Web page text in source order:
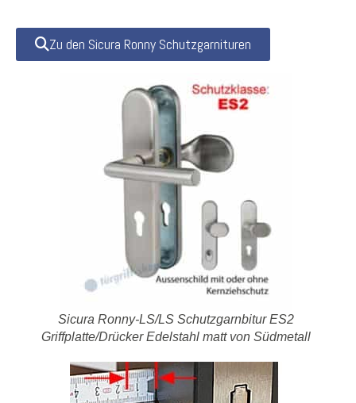
Zu den Sicura Ronny Schutzgarnituren
Sicura Ronny-LS/LS Schutzgarnbitur ES2
Griffplatte/Drücker Edelstahl matt von Südmetall